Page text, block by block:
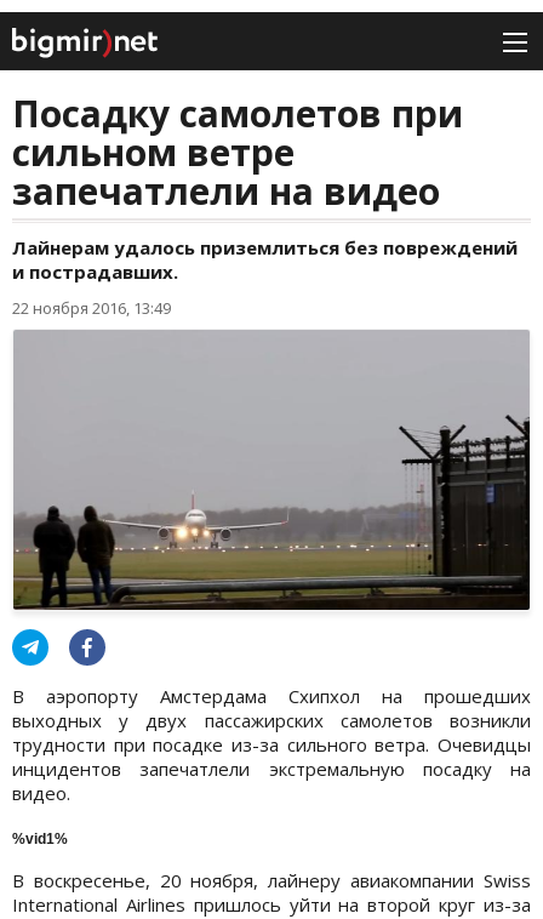
Посадку самолетов при
сильном ветре
запечатлели на видео
Лайнерам удалось приземлиться без повреждений
и пострадавших.
22 ноября 2016, 13:49
В аэропорту Амстердама Схипхол на прошедших
выходных у двух пассажирских самолетов возникли
трудности при посадке из-за сильного ветра. Очевидцы
инцидентов запечатлели экстремальную посадку на
видео.
%vid1%
В воскресенье, 20 ноября, лайнеру авиакомпании Swiss
International Airlines пришлось уйти на второй круг из-за